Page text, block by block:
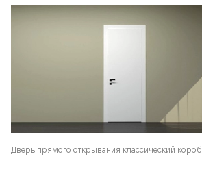
Дверь прямого открывания классический короб